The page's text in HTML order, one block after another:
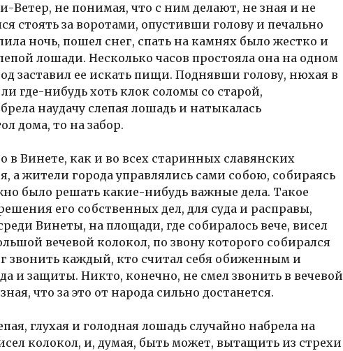
Ветер, не понимая, что с ним делают, не зная и не
стоять за воротами, опустивши голову и печально
ночь, пошел снег, спать на камнях было жестко и
лошади. Несколько часов простояла она на одном
заставил ее искать пищи. Поднявши голову, нюхая в
где-нибудь хоть клок соломы со старой,
наудачу слепая лошадь и натыкалась
дома, то на забор.
в Винете, как и во всех старинных славянских
а жители города управлялись сами собою, собираясь
было решать какие-нибудь важные дела. Такое
его собственных дел, для суда и расправы,
Винеты, на площади, где собиралось вече, висел
вечевой колокол, по звону которого собирался
звонить каждый, кто считал себя обиженным и
и защиты. Никто, конечно, не смел звонить в вечевой
что за это от народа сильно достанется.
глухая и голодная лошадь случайно набрела на
колокол, и, думая, быть может, вытащить из стрехи